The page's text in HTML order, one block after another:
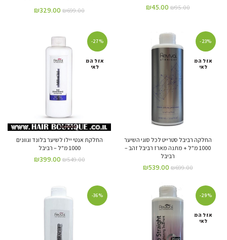
₪95.00
₪45.00
₪699.00
₪329.00
-23%
אזל המ
לאי
החלקה רביבל סטרייט לכל סוגי השיער
1000 מ"ל + מתנה מארז רביבל זהב –
רביבל
₪699.00
₪539.00
-27%
אזל המ
לאי
החלקת אנטי יילו לשיער בלונד וגוונים
1000 מ"ל – רביבל
₪549.00
₪399.00
-29%
אזל המ
לאי
-36%